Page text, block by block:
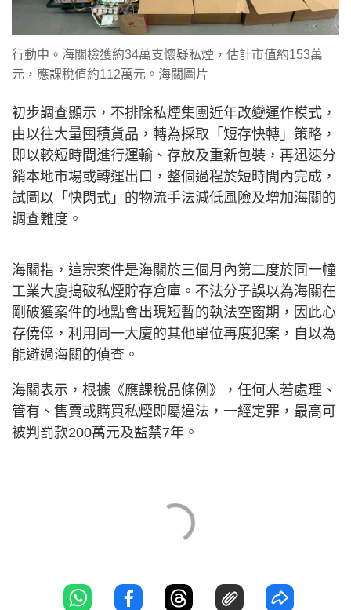
行動中。海關檢獲約34萬支懷疑私煙，估計市值約153萬
元，應課稅值約112萬元。海關圖片
初步調查顯示，不排除私煙集團近年改變運作模式，
由以往大量囤積貨品，轉為採取「短存快轉」策略，
即以較短時間進行運輸、存放及重新包裝，再迅速分
銷本地市場或轉運出口，整個過程於短時間內完成，
試圖以「快閃式」的物流手法減低風險及增加海關的
調查難度。
海關指，這宗案件是海關於三個月內第二度於同一幢
工業大廈搗破私煙貯存倉庫。不法分子誤以為海關在
剛破獲案件的地點會出現短暫的執法空窗期，因此心
存僥倖，利用同一大廈的其他單位再度犯案，自以為
能避過海關的偵查。
海關表示，根據《應課稅品條例》，任何人若處理、
管有、售賣或購買私煙即屬違法，一經定罪，最高可
被判罰款200萬元及監禁7年。